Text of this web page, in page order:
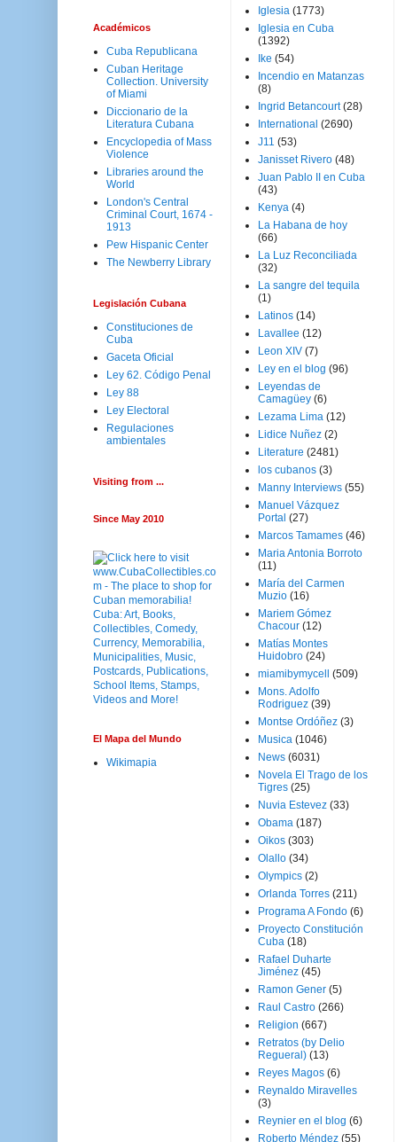
Académicos
Cuba Republicana
Cuban Heritage
Collection. University
of Miami
Diccionario de la
Literatura Cubana
Encyclopedia of Mass
Violence
Libraries around the
World
London's Central
Criminal Court, 1674 -
1913
Pew Hispanic Center
The Newberry Library
Legislación Cubana
Constituciones de
Cuba
Gaceta Oficial
Ley 62. Código Penal
Ley 88
Ley Electoral
Regulaciones
ambientales
Visiting from ...
Since May 2010
El Mapa del Mundo
Wikimapia
Iglesia (1773)
Iglesia en Cuba
(1392)
Ike (54)
Incendio en Matanzas
(8)
Ingrid Betancourt (28)
International (2690)
J11 (53)
Janisset Rivero (48)
Juan Pablo II en Cuba
(43)
Kenya (4)
La Habana de hoy
(66)
La Luz Reconciliada
(32)
La sangre del tequila
(1)
Latinos (14)
Lavallee (12)
Leon XIV (7)
Ley en el blog (96)
Leyendas de
Camagüey (6)
Lezama Lima (12)
Lidice Nuñez (2)
Literature (2481)
los cubanos (3)
Manny Interviews (55)
Manuel Vázquez
Portal (27)
Marcos Tamames (46)
Maria Antonia Borroto
(11)
María del Carmen
Muzio (16)
Mariem Gómez
Chacour (12)
Matías Montes
Huidobro (24)
miamibymycell
(509)
Mons. Adolfo
Rodriguez (39)
Montse Ordóñez (3)
Musica (1046)
News (6031)
Novela El Trago de los
Tigres (25)
Nuvia Estevez (33)
Obama (187)
Oikos (303)
Olallo (34)
Olympics (2)
Orlanda Torres (211)
Programa A Fondo (6)
Proyecto Constitución
Cuba (18)
Rafael Duharte
Jiménez (45)
Ramon Gener (5)
Raul Castro (266)
Religion (667)
Retratos (by Delio
Regueral) (13)
Reyes Magos (6)
Reynaldo Miravelles
(3)
Reynier en el blog (6)
Roberto Méndez (55)